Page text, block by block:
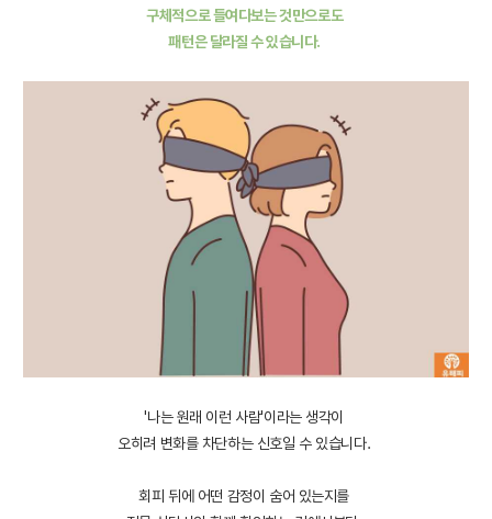
구체적으로 들여다보는 것만으로도
패턴은 달라질 수 있습니다.
'나는 원래 이런 사람'이라는 생각이
오히려 변화를 차단하는 신호일 수 있습니다.
회피 뒤에 어떤 감정이 숨어 있는지를